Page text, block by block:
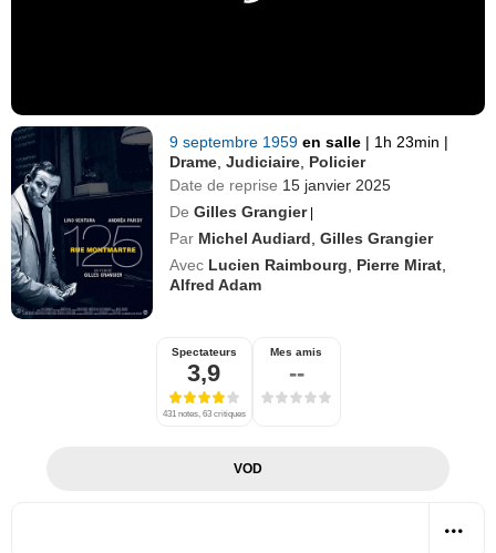
9 septembre 1959en salle | 1h 23min |
Drame ,Judiciaire Policier
Date de reprise 15 janvier 2025
De Gilles Grangier |
Par Michel Audiard ,Gilles Grangier
Avec Lucien Raimbourg Pierre Mirat
Alfred Adam
Spectateurs
3,9
431 notes, 63 critiques
Mes amis
--
VOD